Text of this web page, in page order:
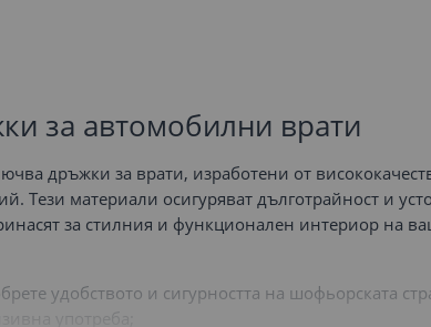
за автомобилни врати
дръжки за врати, изработени от
Тези материали осигуряват дълготрайност и
за стилния и функционален интериор на
удобството и сигурността на шофьорската